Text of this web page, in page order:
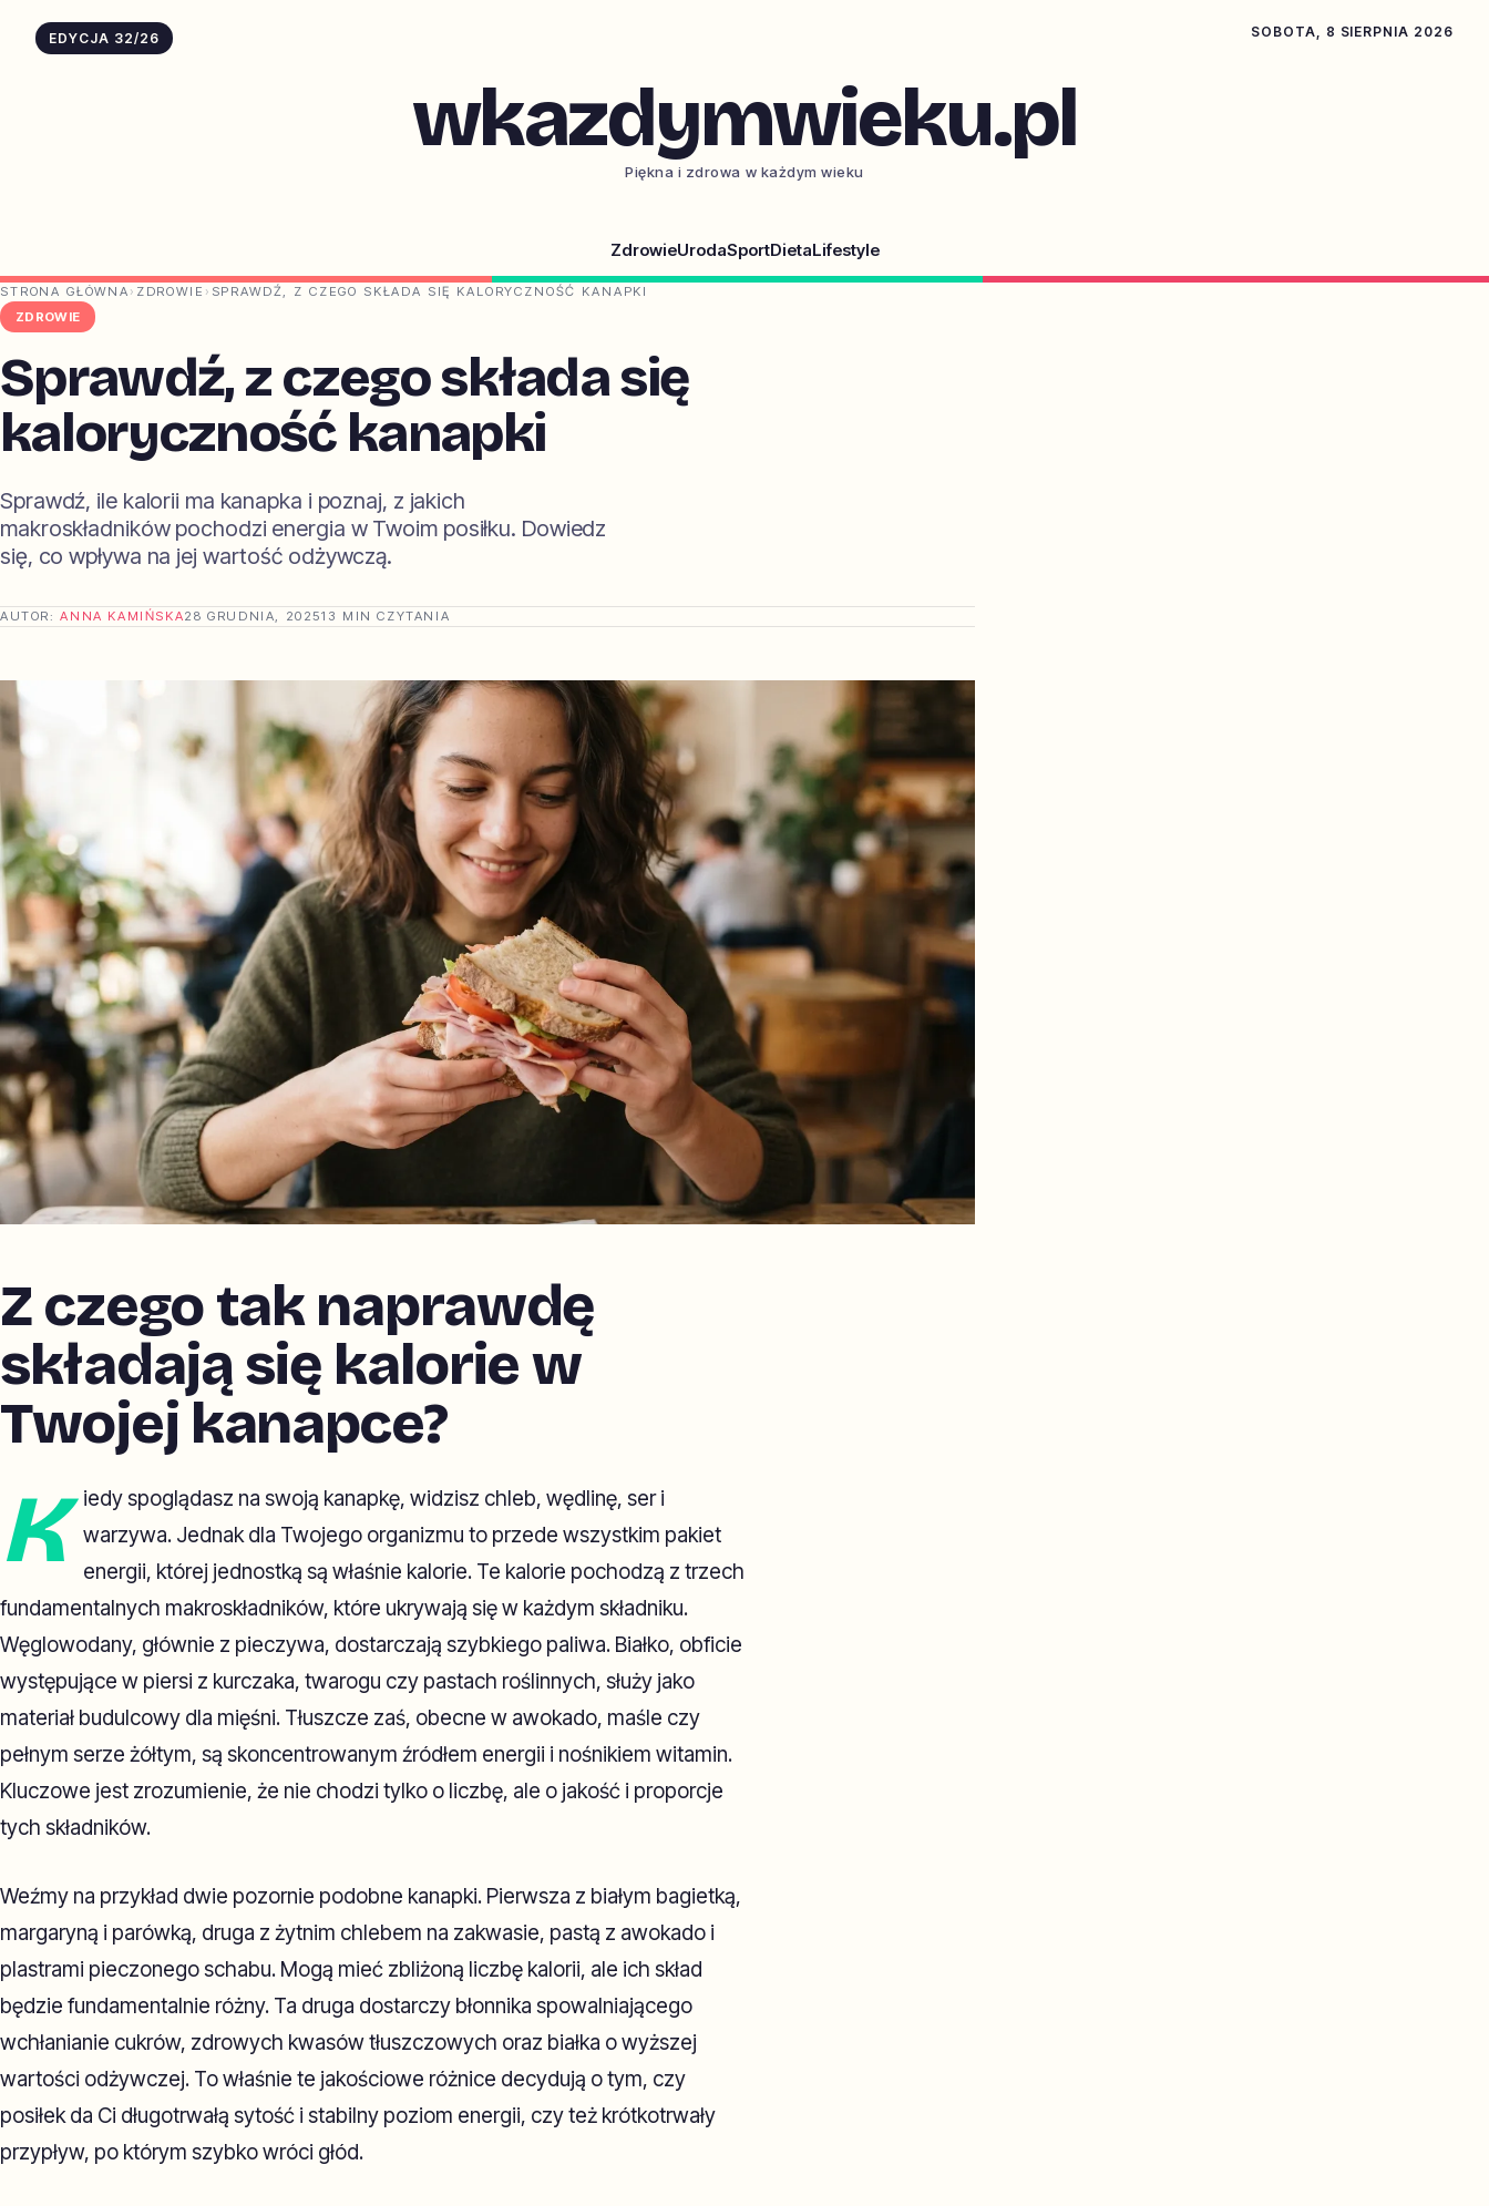
EDYCJA 32/26 SOBOTA, 8 SIERPNIA 2026
wkazdymwieku.pl
Piękna i zdrowa w każdym wieku
ZdrowieUrodaSportDietaLifestyle
STRONA GŁÓWNA › ZDROWIE › SPRAWDŹ, Z CZEGO SKŁADA SIĘ KALORYCZNOŚĆ KANAPKI
ZDROWIE
Sprawdź, z czego składa się
kaloryczność kanapki
Sprawdź, ile kalorii ma kanapka i poznaj, z jakich
makroskładników pochodzi energia w Twoim posiłku. Dowiedz
się, co wpływa na jej wartość odżywczą.
AUTOR:ANNA KAMIŃSKA28 GRUDNIA, 202513 MIN CZYTANIA
Z czego tak naprawdę
składają się kalorie w
Twojej kanapce?
K
iedy spoglądasz na swoją kanapkę, widzisz chleb, wędlinę, ser i
warzywa. Jednak dla Twojego organizmu to przede wszystkim pakiet
energii, której jednostką są właśnie kalorie. Te kalorie pochodzą z trzech
fundamentalnych makroskładników, które ukrywają się w każdym składniku.
Węglowodany, głównie z pieczywa, dostarczają szybkiego paliwa. Białko, obficie
występujące w piersi z kurczaka, twarogu czy pastach roślinnych, służy jako
materiał budulcowy dla mięśni. Tłuszcze zaś, obecne w awokado, maśle czy
pełnym serze żółtym, są skoncentrowanym źródłem energii i nośnikiem witamin.
Kluczowe jest zrozumienie, że nie chodzi tylko o liczbę, ale o jakość i proporcje
tych składników.
Weźmy na przykład dwie pozornie podobne kanapki. Pierwsza z białym bagietką,
margaryną i parówką, druga z żytnim chlebem na zakwasie, pastą z awokado i
plastrami pieczonego schabu. Mogą mieć zbliżoną liczbę kalorii, ale ich skład
będzie fundamentalnie różny. Ta druga dostarczy błonnika spowalniającego
wchłanianie cukrów, zdrowych kwasów tłuszczowych oraz białka o wyższej
wartości odżywczej. To właśnie te jakościowe różnice decydują o tym, czy
posiłek da Ci długotrwałą sytość i stabilny poziom energii, czy też krótkotrwały
przypływ, po którym szybko wróci głód.